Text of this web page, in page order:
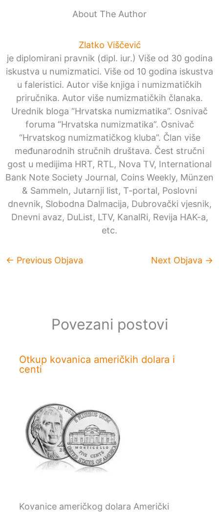
About The Author
Zlatko Viščević
je diplomirani pravnik (dipl. iur.) Više od 30 godina
iskustva u numizmatici. Više od 10 godina iskustva
u faleristici. Autor više knjiga i numizmatičkih
priručnika. Autor više numizmatičkih članaka.
Urednik bloga “Hrvatska numizmatika”. Osnivač
foruma “Hrvatska numizmatika”. Osnivač
“Hrvatskog numizmatičkog kluba”. Član više
međunarodnih stručnih društava. Čest stručni
gost u medijima HRT, RTL, Nova TV, International
Bank Note Society Journal, Coins Weekly, Münzen
& Sammeln, Jutarnji list, T-portal, Poslovni
dnevnik, Slobodna Dalmacija, Dubrovački vjesnik,
Dnevni avaz, DuList, LTV, KanalRi, Revija HAK-a,
etc.
← Previous Objava Next Objava →
Povezani postovi
Otkup kovanica američkih dolara i
centi
Kovanice američkog dolara Američki